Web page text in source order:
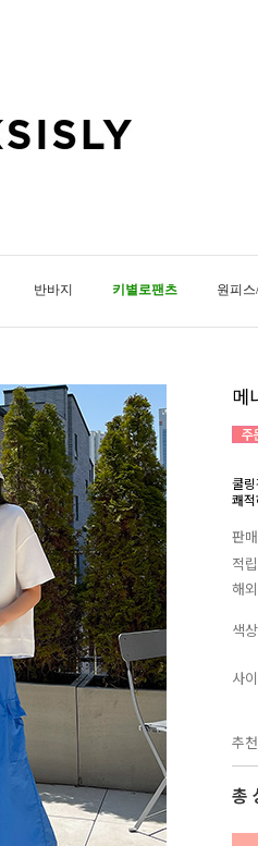
반바지 키별로팬츠 원피
메
쿨
쾌
판
적
해
색상
사
추
총